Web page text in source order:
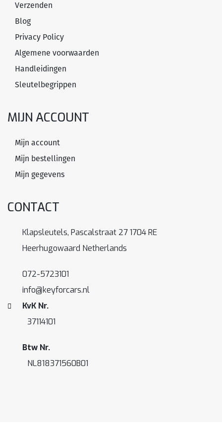
Verzenden
Blog
Privacy Policy
Algemene voorwaarden
Handleidingen
Sleutelbegrippen
MIJN ACCOUNT
Mijn account
Mijn bestellingen
Mijn gegevens
CONTACT
Klapsleutels, Pascalstraat 27 1704 RE
Heerhugowaard Netherlands
072-5723101
info@keyforcars.nl
KvK Nr.
37114101
Btw Nr.
NL818371560B01